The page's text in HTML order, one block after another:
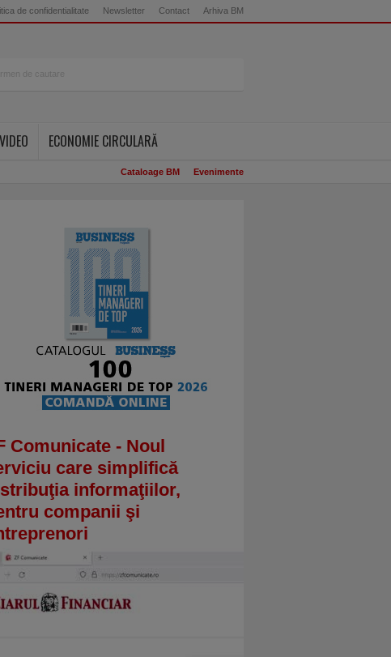
de confidentialitate Newsletter Contact Arhiva BM
VIDEO
ECONOMIE CIRCULARĂ
Cataloage BM Evenimente
Comunicate - Noul
care simplifică
informaţiilor,
companii şi